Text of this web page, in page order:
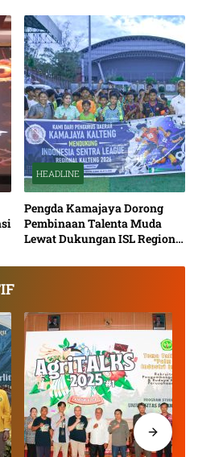
HEADLINE
Pengda Kamajaya Dorong
Pembinaan Talenta Muda
Lewat Dukungan ISL Regional